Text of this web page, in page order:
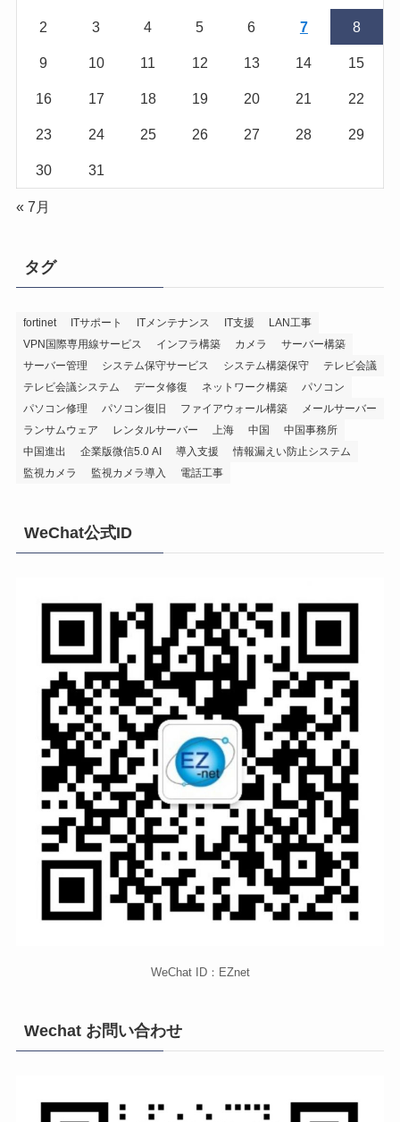
2 3 4 5 6 7 8
9 10 11 12 13 14 15
16 17 18 19 20 21 22
23 24 25 26 27 28 29
30 31
« 7月
タグ
fortinet ITサポート ITメンテナンス IT支援
LAN工事
VPN国際専用線サービス
インフラ構築 カメラ
サーバー構築
サーバー管理
システム保守サービス システム構築保守
テレビ会議
テレビ会議システム
データ修復 ネットワーク構築
パソコン
パソコン修理
パソコン復旧 ファイアウォール構築
メールサーバー
ランサムウェア
レンタルサーバー 上海 中国
中国事務所
中国進出
企業版微信5.0 AI 導入支援
情報漏えい防止システム
監視カメラ
監視カメラ導入 電話工事
WeChat公式ID
WeChat ID：EZnet
Wechat お問い合わせ